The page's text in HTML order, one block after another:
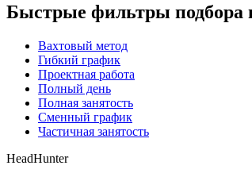
Быстрые фильтры подбора
Вахтовый метод
Гибкий график
Проектная работа
Полный день
Полная занятость
Сменный график
Частичная занятость
HeadHunter